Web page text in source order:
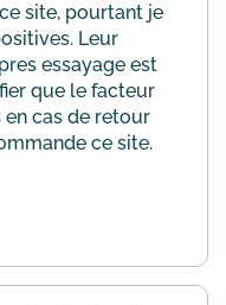
site, pourtant je
Leur
essayage est
que le facteur
cas de retour
ce site.